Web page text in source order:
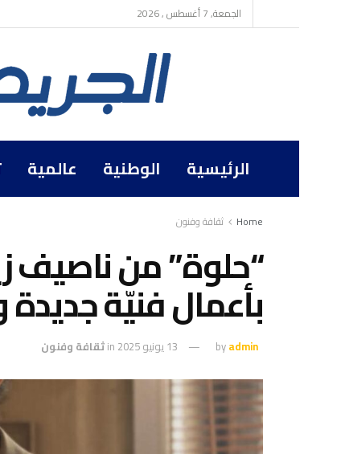
الجمعة, 7 أغسطس , 2026
الرئيسية الوطنية عالمية
Home ثقافة وفنون
بأعمال فنيّة جديدة
byadmin 13 يونيو 2025 inثقافة وفنون